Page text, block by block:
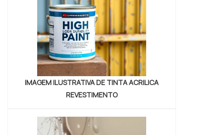
IMAGEM ILUSTRATIVA DE TINTA ACRILICA
REVESTIMENTO